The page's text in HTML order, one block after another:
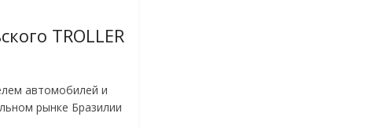
TROLLER
автомобилей и
рынке Бразилии